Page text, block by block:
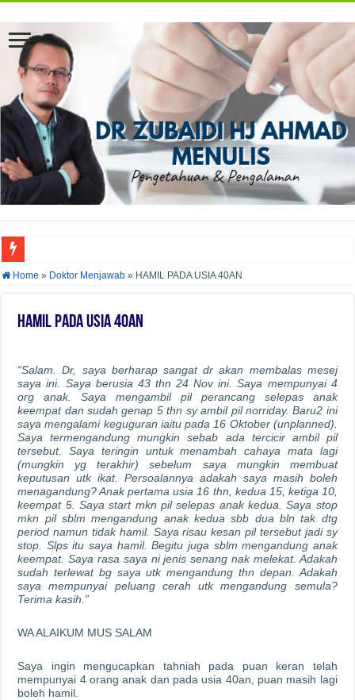
AZAM KURUS DENGAN MENGURANGKAN PENGAMBILAN GULA
Home » Doktor Menjawab » HAMIL PADA USIA 40AN
HAMIL PADA USIA 40AN
“Salam. Dr, saya berharap sangat dr akan membalas mesej
saya ini. Saya berusia 43 thn 24 Nov ini. Saya mempunyai 4
org anak. Saya mengambil pil perancang selepas anak
keempat dan sudah genap 5 thn sy ambil pil norriday. Baru2 ini
saya mengalami keguguran iaitu pada 16 Oktober (unplanned).
Saya termengandung mungkin sebab ada tercicir ambil pil
tersebut. Saya teringin untuk menambah cahaya mata lagi
(mungkin yg terakhir) sebelum saya mungkin membuat
keputusan utk ikat. Persoalannya adakah saya masih boleh
menagandung? Anak pertama usia 16 thn, kedua 15, ketiga 10,
keempat 5. Saya start mkn pil selepas anak kedua. Saya stop
mkn pil sblm mengandung anak kedua sbb dua bln tak dtg
period namun tidak hamil. Saya risau kesan pil tersebut jadi sy
stop. Slps itu saya hamil. Begitu juga sblm mengandung anak
keempat. Saya rasa saya ni jenis senang nak melekat. Adakah
sudah terlewat bg saya utk mengandung thn depan. Adakah
saya mempunyai peluang cerah utk mengandung semula?
Terima kasih.”
WA ALAIKUM MUS SALAM
Saya ingin mengucapkan tahniah pada puan keran telah
mempunyai 4 orang anak dan pada usia 40an, puan masih lagi
boleh hamil.